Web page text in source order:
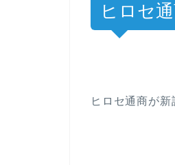
ヒロセ
ヒロセ通商が